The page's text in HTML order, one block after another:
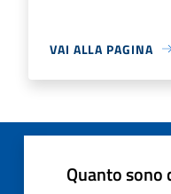
VAI ALLA PAGINA
Quanto